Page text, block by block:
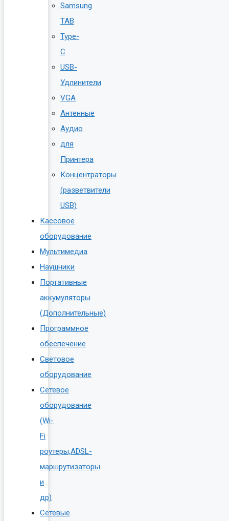
Samsung
TAB
Type-
C
USB-
Удлинители
VGA
Антенные
Аудио
для
Принтера
Концентраторы
(разветвители
USB)
Кассовое
оборудование
Мультимедиа
Наушники
Портативные
аккумуляторы
(Дополнительные)
Программное
обеспечение
Световое
оборудование
Сетевое
оборудование
(Wi-
Fi
роутеры,ADSL-
маршрутизаторы
и
др)
Сетевые